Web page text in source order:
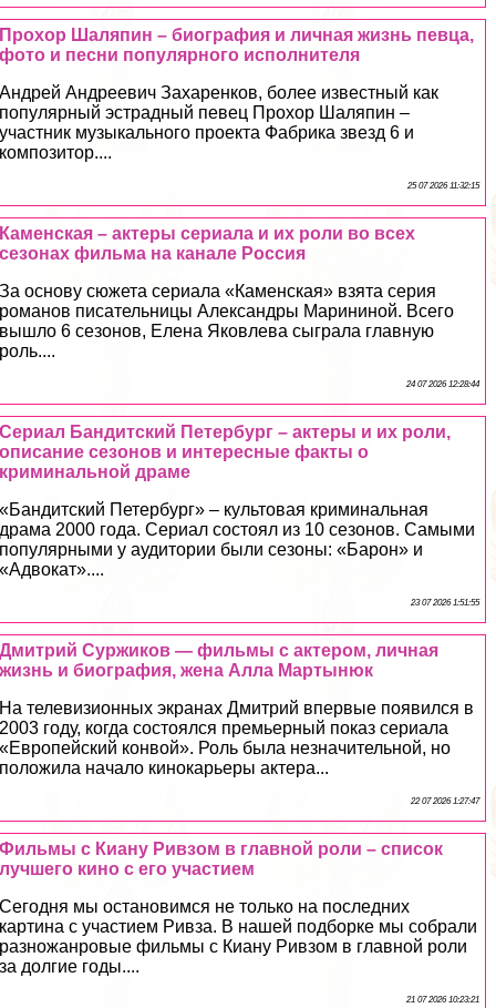
Прохор Шаляпин – биография и личная жизнь певца,
фото и песни популярного исполнителя
Андрей Андреевич Захаренков, более известный как
популярный эстрадный певец Прохор Шаляпин –
участник музыкального проекта Фабрика звезд 6 и
композитор....
25 07 2026 11:32:15
Каменская – актеры сериала и их роли во всех
сезонах фильма на канале Россия
За основу сюжета сериала «Каменская» взята серия
романов писательницы Александры Марининой. Всего
вышло 6 сезонов, Елена Яковлева сыграла главную
роль....
24 07 2026 12:28:44
Сериал Бандитский Петербург – актеры и их роли,
описание сезонов и интересные факты о
криминальной драме
«Бандитский Петербург» – культовая криминальная
драма 2000 года. Сериал состоял из 10 сезонов. Самыми
популярными у аудитории были сезоны: «Барон» и
«Адвокат»....
23 07 2026 1:51:55
Дмитрий Суржиков — фильмы с актером, личная
жизнь и биография, жена Алла Мартынюк
На телевизионных экранах Дмитрий впервые появился в
2003 году, когда состоялся премьерный показ сериала
«Европейский конвой». Роль была незначительной, но
положила начало кинокарьеры актера...
22 07 2026 1:27:47
Фильмы с Киану Ривзом в главной роли – список
лучшего кино с его участием
Сегодня мы остановимся не только на последних
картина с участием Ривза. В нашей подборке мы собрали
разножанровые фильмы с Киану Ривзом в главной роли
за долгие годы....
21 07 2026 10:23:21